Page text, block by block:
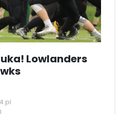
Lowlanders